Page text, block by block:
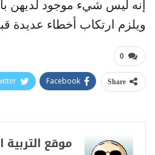
إنه ليس شيء موجود لديهن
ويلزم ارتكاب أخطاء عديدة
0
Share
Facebook
موقع التربية